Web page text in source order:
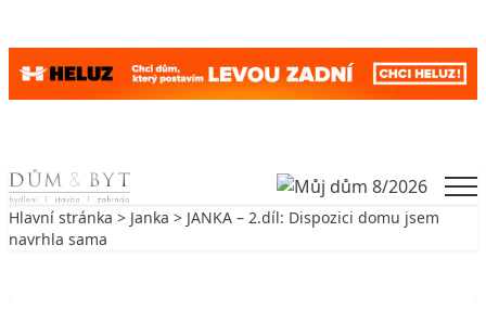
Skip to content
Hlavní stránka > Janka > JANKA – 2.díl: Dispozici domu jsem
navrhla sama